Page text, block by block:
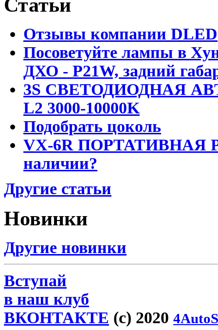
Статьи
Отзывы компании DLED
Посоветуйте лампы в
ДХО - P21W, задний
3S СВЕТОДИОДНАЯ
L2 3000-10000K
Подобрать цоколь
VX-6R ПОРТАТИВНАЯ
наличии?
Другие статьи
Новинки
Другие новинки
Вступай
в наш клуб
ВКОНТАКТЕ (c) 2020